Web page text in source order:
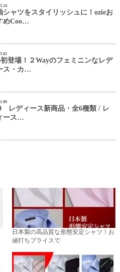
シャツをスタイリッシュに！ozieお
めCoo…
初登場！２Wayのフェミニンなレデ
ス・カ…
レディース新商品・全6種類 / レ
ース…
日本製の高品質な形態安定シャツ！お
値打ちプライスで